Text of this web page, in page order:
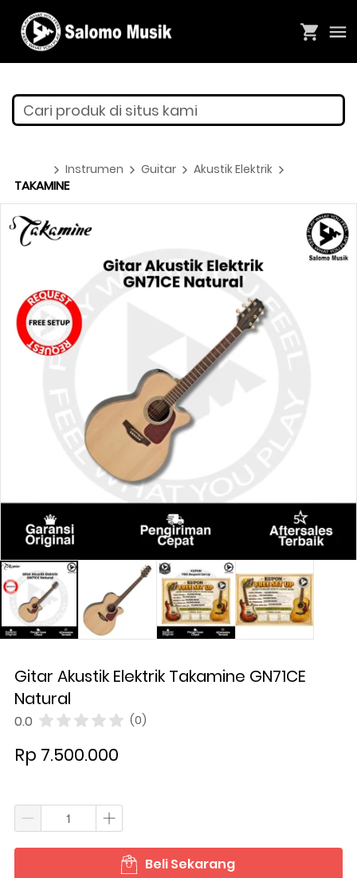
Cari produk di situs kami
Instrumen Guitar Akustik Elektrik
TAKAMINE
Gitar Akustik Elektrik Takamine GN71CE
Natural
0.0 (0)
Rp 7.500.000
` Beli Sekarang